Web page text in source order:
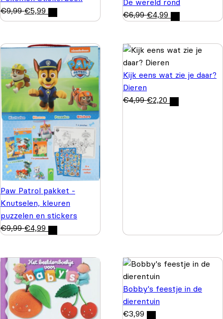
€9,99 €5,99
De wereld rond
€6,99 €4,99
Paw Patrol pakket -
Knutselen, kleuren
puzzelen en stickers
€9,99 €4,99
Kijk eens wat zie je daar?
Dieren
€4,99 €2,20
Bobby's feestje in de
dierentuin
€3,99